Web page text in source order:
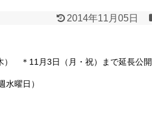
2014年11月05日
） ＊11月3日（月・祝）まで延長公開
曜日）